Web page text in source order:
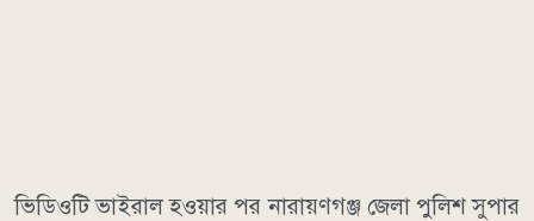
ভিডিওটি ভাইরাল হওয়ার পর নারায়ণগঞ্জ জেলা পুলিশ সুপার